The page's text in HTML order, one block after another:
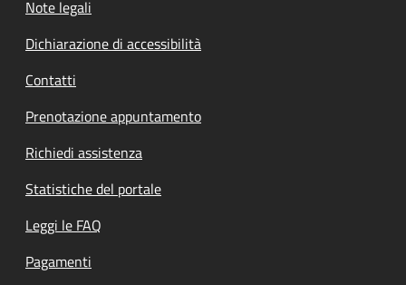
Note legali
Dichiarazione di accessibilità
Contatti
Prenotazione appuntamento
Richiedi assistenza
Statistiche del portale
Leggi le FAQ
Pagamenti